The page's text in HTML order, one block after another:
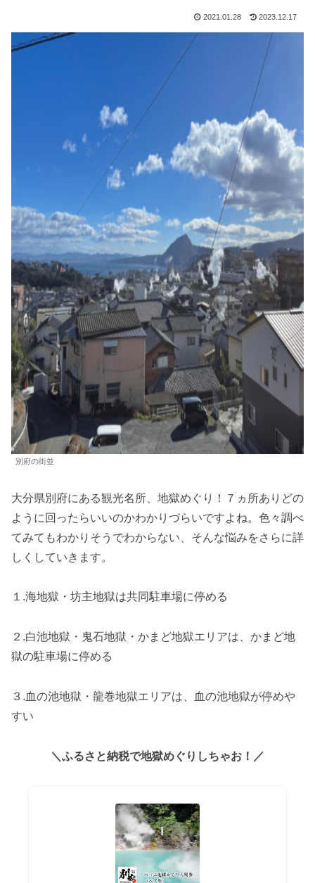
2021.01.28 2023.12.17
別府の街並
大分県別府にある観光名所、地獄めぐり！７ヵ所ありどの
ように回ったらいいのかわかりづらいですよね。色々調べ
てみてもわかりそうでわからない、そんな悩みをさらに詳
しくしていきます。
１.海地獄・坊主地獄は共同駐車場に停める
２.白池地獄・鬼石地獄・かまど地獄エリアは、かまど地
獄の駐車場に停める
３.血の池地獄・龍巻地獄エリアは、血の池地獄が停めや
すい
＼ふるさと納税で地獄めぐりしちゃお！／